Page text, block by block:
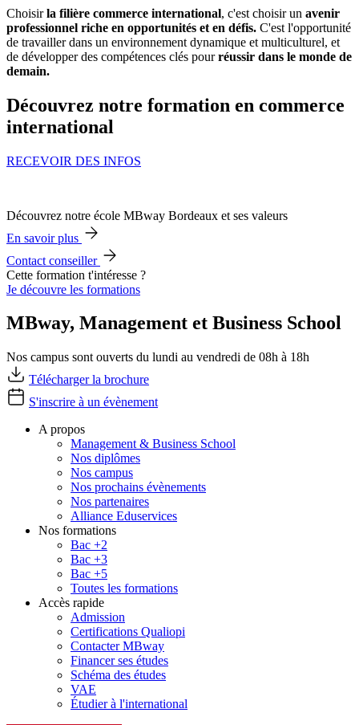
Choisirla filière commerce international, c'est choisir un avenir
professionnel riche en opportunités et en défis. C'est l'opportunité
de travailler dans un environnement dynamique et multiculturel, et
de développer des compétences clés pourréussir dans le monde de
demain.
Découvrez notre formation en commerce
international
RECEVOIR DES INFOS
Découvrez notre école MBway Bordeaux et ses valeurs
En savoir plus
Contact conseiller
Cette formation t'intéresse ?
Je découvre les formations
MBway, Management et Business School
Nos campus sont ouverts du lundi au vendredi de 08h à 18h
Télécharger la brochure
S'inscrire à un évènement
A propos
Management & Business School
Nos diplômes
Nos campus
Nos prochains évènements
Nos partenaires
Alliance Eduservices
Nos formations
Bac +2
Bac +3
Bac +5
Toutes les formations
Accès rapide
Admission
Certifications Qualiopi
Contacter MBway
Financer ses études
Schéma des études
VAE
Étudier à l'international